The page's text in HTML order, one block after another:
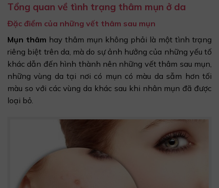
Tổng quan về tình trạng thâm mụn ở da
Đặc điểm của những vết thâm sau mụn
Mụn thâm hay thâm mụn không phải là một tình trạng
riêng biệt trên da, mà do sự ảnh hưởng của những yếu tố
khác dẫn đến hình thành nên những vết thâm sau mụn,
những vùng da tại nơi có mụn có màu da sẫm hơn tối
màu so với các vùng da khác sau khi nhân mụn đã được
loại bỏ.